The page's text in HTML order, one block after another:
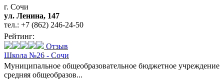
г. Сочи
ул. Ленина, 147
тел.: +7 (862) 246-24-50
Рейтинг:
Отзыв
Школа №26 - Сочи
Муниципальное общеобразовательное бюджетное учреждение
средняя общеобразов...